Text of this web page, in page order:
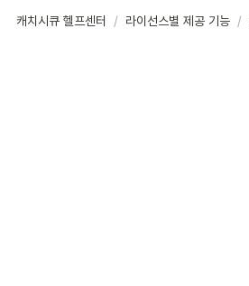
캐치시큐 헬프센터 / 라이선스별 제공 기능 /